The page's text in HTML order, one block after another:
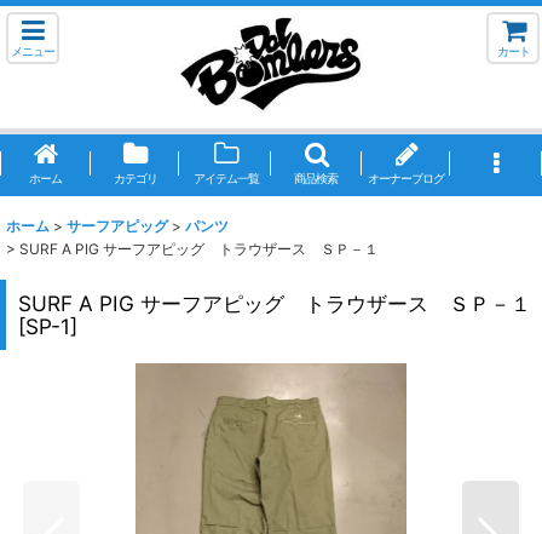
メニュー カート
ホーム カテゴリ アイテム一覧 商品検索 オーナーブログ
ホーム > サーフアピッグ > パンツ
> SURF A PIG サーフアピッグ トラウザース ＳＰ－１
SURF A PIG サーフアピッグ トラウザース ＳＰ－１
[SP-1]